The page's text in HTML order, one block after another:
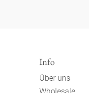
Info
Über uns